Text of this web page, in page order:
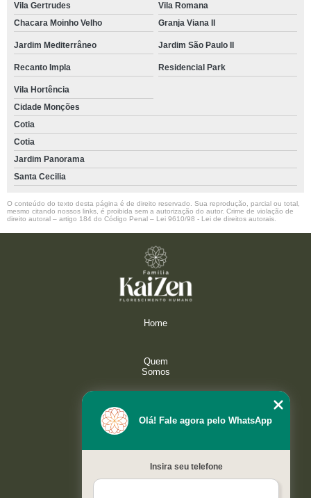
Vila Gertrudes
Vila Romana
Chacara Moinho Velho
Granja Viana II
Jardim Mediterrâneo Jardim São Paulo II
Recanto Impla Residencial Park
Vila Hortência
Cidade Monções
Cotia
Cotia
Jardim Panorama
Santa Cecilia
O conteúdo do texto desta página é de direito reservado. Sua reprodução, parcial ou total,
mesmo citando nossos links, é proibida sem a autorização do autor. Crime de violação de
direito autoral – artigo 184 do Código Penal – Lei 9610/98 - Lei de direitos autorais
Home
Quem
Somos
Galeria
Olá! Fale agora pelo WhatsApp
Insira seu telefone